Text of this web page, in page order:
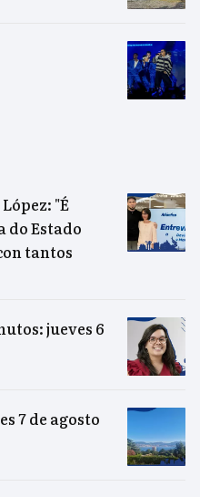
"É
do Estado
tantos
jueves 6
7 de agosto